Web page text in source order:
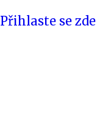
Přihlaste se zde